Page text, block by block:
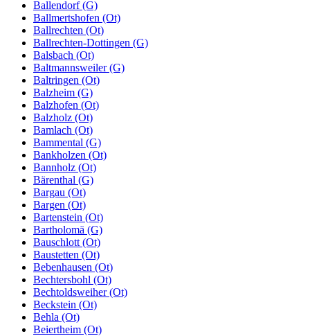
Ballendorf (G)
Ballmertshofen (Ot)
Ballrechten (Ot)
Ballrechten-Dottingen (G)
Balsbach (Ot)
Baltmannsweiler (G)
Baltringen (Ot)
Balzheim (G)
Balzhofen (Ot)
Balzholz (Ot)
Bamlach (Ot)
Bammental (G)
Bankholzen (Ot)
Bannholz (Ot)
Bärenthal (G)
Bargau (Ot)
Bargen (Ot)
Bartenstein (Ot)
Bartholomä (G)
Bauschlott (Ot)
Baustetten (Ot)
Bebenhausen (Ot)
Bechtersbohl (Ot)
Bechtoldsweiher (Ot)
Beckstein (Ot)
Behla (Ot)
Beiertheim (Ot)